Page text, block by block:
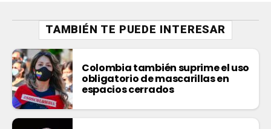
TAMBIÉN TE PUEDE INTERESAR
Colombia también suprime el uso
obligatorio de mascarillas en
espacios cerrados